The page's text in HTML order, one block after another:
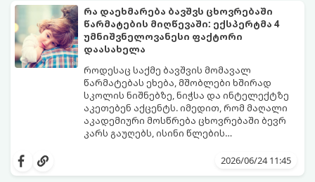
გადაჭარბებული მოთხოვნები
-დანაშაულის განცდა შიგნიდან ფიტავს
ადამიანს და ართმევს მას აწმყოთი
ტკბობის უნარს.
საკუთარი თუ საზოგადოებრივი მორალური
კოდექსი. თუმცა, როდესაც ეს ემოცია
ქრონიკულ ფორმას იღებს, ის ნევროზულ,
ტოქსიკურ სინდრომად იქცევა.
გთავაზობთ პრაქტიკულ, ფსიქოლოგიურ
გზამკვლევს, თუ როგორ დაამუშაოთ
წარსულის შეცდომები და
გათავისუფლდეთ ამ მძიმე ტვირთისგან:
რა დაეხმარება ბავშვს ცხოვრებაში
წარმატების მიღწევაში: ექსპერტმა 4
უმნიშვნელოვანესი ფაქტორი
დაასახელა
როდესაც საქმე ბავშვის მომავალ
წარმატებას ეხება, მშობლები ხშირად
სკოლის ნიშნებზე, ნიჭსა და ინტელექტზე
აკეთებენ აქცენტს. იმედით, რომ მაღალი
აკადემიური მოსწრება ცხოვრებაში ბევრ
კარს გაუღებს, ისინი წლების
შედეგების გაუმჯობესებაზე. თუმცა,
თვითკონტროლი ადამიანს ეხმარება
2026/06/24 11:45